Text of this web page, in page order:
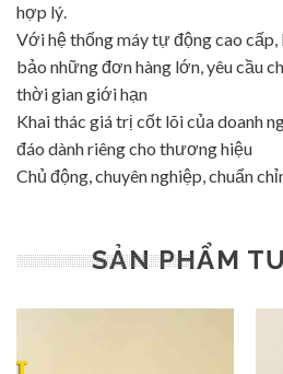
hợp lý.
Với hệ thống máy tự động cao
bảo những đơn hàng lớn, yêu cầu
thời gian giới hạn
Khai thác giá trị cốt lõi của doanh
đáo dành riêng cho thương hiệu
Chủ động, chuyên nghiệp, chuẩn
SẢN PHẨM